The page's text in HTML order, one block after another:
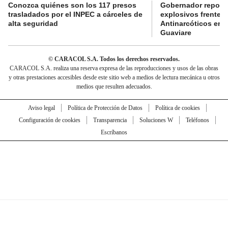
Conozca quiénes son los 117 presos
trasladados por el INPEC a cárceles de
alta seguridad
Gobernador
explosivos frente a
Antinarcóticos en
Guaviare
© CARACOL S.A. Todos los derechos reservados.
CARACOL S.A. realiza una reserva expresa de las reproducciones y usos de las obras
y otras prestaciones accesibles desde este sitio web a medios de lectura mecánica u otros
medios que resulten adecuados.
Aviso legal Política de Protección de Datos
Política de cookies
Configuración de cookies
Transparencia Soluciones W
Teléfonos
Escríbanos